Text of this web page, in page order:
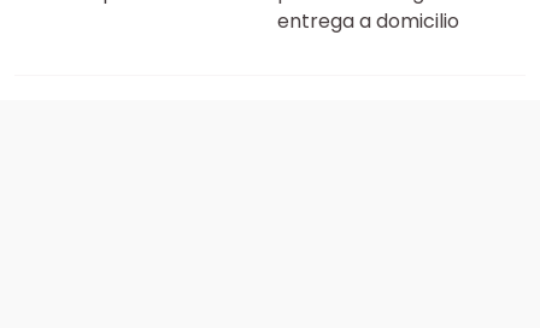
entrega a domicilio